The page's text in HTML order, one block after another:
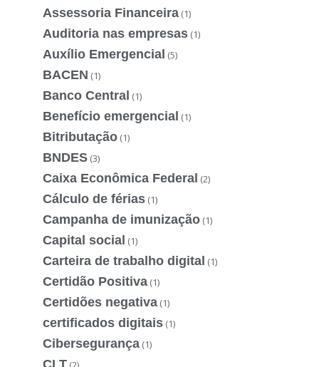
Assessoria Financeira (1)
Auditoria nas empresas (1)
Auxílio Emergencial (5)
BACEN (1)
Banco Central (1)
Benefício emergencial (1)
Bitributação (1)
BNDES (3)
Caixa Econômica Federal (2)
Cálculo de férias (1)
Campanha de imunização (1)
Capital social (1)
Carteira de trabalho digital (1)
Certidão Positiva (1)
Certidões negativa (1)
certificados digitais (1)
Cibersegurança (1)
CLT